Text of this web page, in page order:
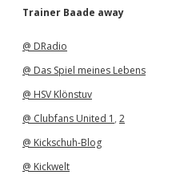
h
Trainer Baade away
@ DRadio
@ Das Spiel meines Lebens
@ HSV Klönstuv
@ Clubfans United 1 , 2
@ Kickschuh-Blog
@ Kickwelt